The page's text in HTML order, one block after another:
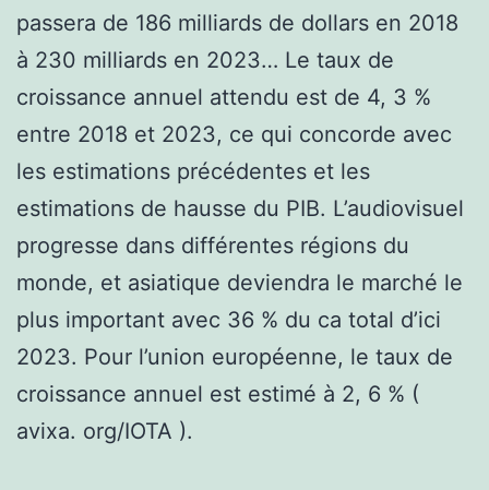
passera de 186 milliards de dollars en 2018
à 230 milliards en 2023… Le taux de
croissance annuel attendu est de 4, 3 %
entre 2018 et 2023, ce qui concorde avec
les estimations précédentes et les
estimations de hausse du PIB. L’audiovisuel
progresse dans différentes régions du
monde, et asiatique deviendra le marché le
plus important avec 36 % du ca total d’ici
2023. Pour l’union européenne, le taux de
croissance annuel est estimé à 2, 6 % (
avixa. org/IOTA ).